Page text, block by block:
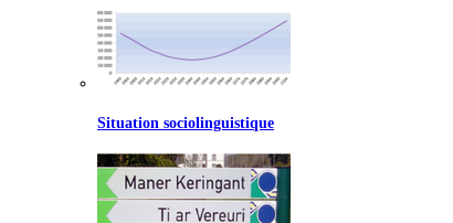
Situation sociolinguistique